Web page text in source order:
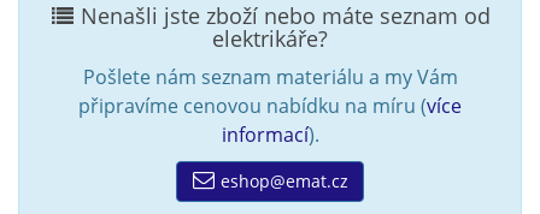
Nenašli jste zboží nebo máte seznam od
elektrikáře?
Pošlete nám seznam materiálu a my Vám
připravíme cenovou nabídku na míru (více
informací).
eshop@emat.cz